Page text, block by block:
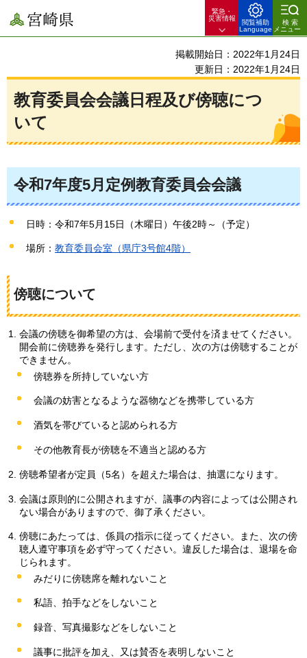
宮崎県
緊急・
災害情報
閲覧補助
Language
検索
メニュー
掲載開始日：2022年1月24日
更新日：2022年1月24日
教育委員会会議日程及び傍聴につ
いて
令和7年度5月定例教育委員会会議
日時：令和7年5月15日（木曜日）午後2時～（予定）
場所： 教育委員会室（県庁3号館4階）
傍聴について
会議の傍聴を御希望の方は、会場前で受付を済ませてください。
開会前に傍聴券を発行します。ただし、次の方は傍聴することが
できません。
傍聴券を所持していない方
会議の妨害となるような器物などを携帯している方
酒気を帯びていると認められる方
その他教育長が傍聴を不適当と認める方
傍聴希望者が定員（5名）を超えた場合は、抽選になります。
会議は原則的に公開されますが、議事の内容によっては公開され
ない場合がありますので、御了承ください。
傍聴にあたっては、係員の指示に従ってください。また、次の傍
聴人遵守事項を必ず守ってください。違反した場合は、退場を命
じられます。
みだりに傍聴席を離れないこと
私語、拍手などをしないこと
録音、写真撮影などをしないこと
議事に批評を加え、又は賛否を表明しないこと